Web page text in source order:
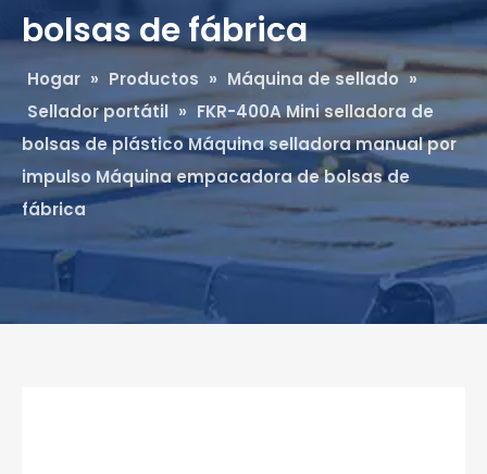
bolsas de fábrica
Hogar » Productos » Máquina de sellado »
Sellador portátil » FKR-400A Mini selladora de
bolsas de plástico Máquina selladora manual por
impulso Máquina empacadora de bolsas de
fábrica